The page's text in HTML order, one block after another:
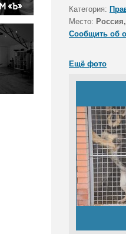
Категория:
Место:
Сообщить об
Ещё фото